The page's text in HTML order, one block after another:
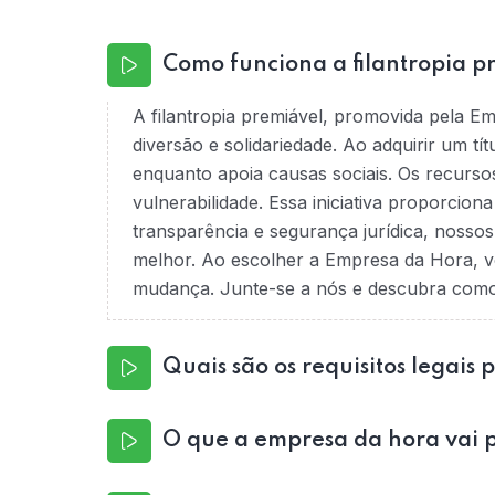
Como funciona a filantropia
A filantropia premiável, promovida pela
diversão e solidariedade. Ao adquirir um
enquanto apoia causas sociais. Os
vulnerabilidade. Essa iniciativa
transparência e segurança jurídica,
melhor. Ao escolher a Empresa da Hora,
mudança. Junte-se a nós e descubra
Quais são os requisitos legais
O que a empresa da hora vai